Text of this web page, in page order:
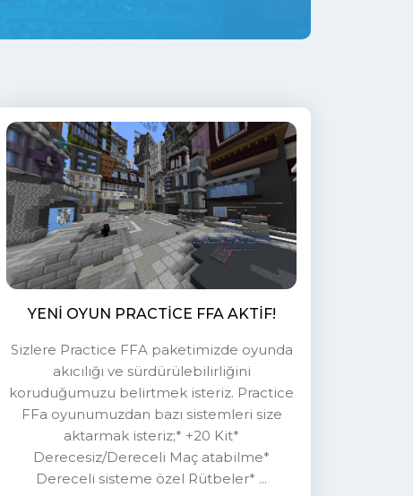
YENI OYUN PRACTICE FFA AKTIF!
Sizlere Practice FFA paketimizde oyunda
akıcılığı ve sürdürülebilirliğini
koruduğumuzu belirtmek isteriz. Practice
FFa oyunumuzdan bazı sistemleri size
aktarmak isteriz;* +20 Kit*
Derecesiz/Dereceli Maç atabilme*
Dereceli sisteme özel Rütbeler* ...